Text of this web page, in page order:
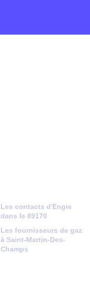
Les contacts d'Engie
dans le 89170
Les fournisseurs de gaz
à Saint-Martin-Des-
Champs